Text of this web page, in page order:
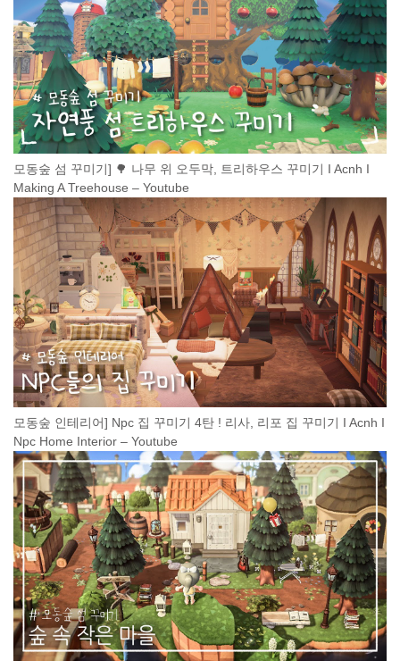
모동숲 섬 꾸미기] 🌳 나무 위 오두막, 트리하우스 꾸미기 I Acnh I
Making A Treehouse – Youtube
모동숲 인테리어] Npc 집 꾸미기 4탄 ! 리사, 리포 집 꾸미기 I Acnh I
Npc Home Interior – Youtube